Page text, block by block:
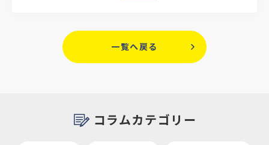
一覧へ戻る
コラムカテゴリー